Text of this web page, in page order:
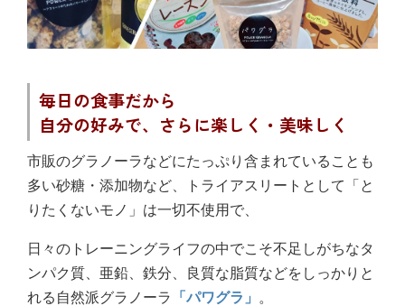
毎日の食事だから
自分の好みで、さらに楽しく・美味しく
市販のグラノーラなどにたっぷり含まれていることも
多い砂糖・添加物など、トライアスリートとして「と
りたくないモノ」は一切不使用で、
日々のトレーニングライフの中でこそ不足しがちなタ
ンパク質、亜鉛、鉄分、良質な脂質などをしっかりと
れる自然派グラノーラ
「パワグラ」 。